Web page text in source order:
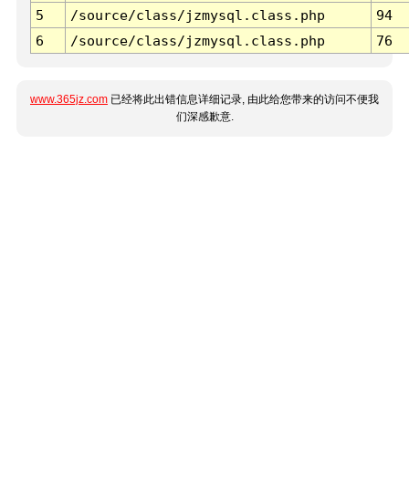
5
/source/class/jzmysql.class.php
94
6
/source/class/jzmysql.class.php 76
www.365jz.com 已经将此出错信息详细记录, 由此给您带来的访问不便我
们深感歉意.